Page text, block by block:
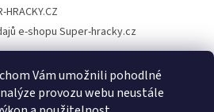
Vám umožnili pohodlné
provozu webu neustále
e-shopu Super-hracky.cz
Instagram